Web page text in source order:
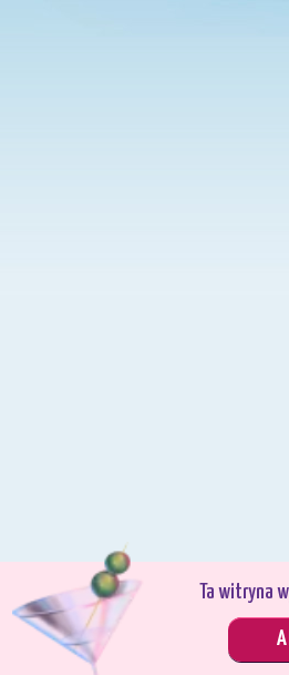
Grasz w trybie demo. Prawdziwy tryb gry
Ta witryna